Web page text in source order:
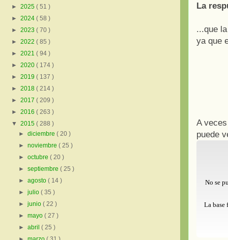
La
...que
ya que
A
puede
No se
La base
► 2025 ( 51 )
► 2024 ( 58 )
► 2023 ( 70 )
► 2022 ( 85 )
► 2021 ( 94 )
► 2020 ( 174 )
► 2019 ( 137 )
► 2018 ( 214 )
► 2017 ( 209 )
► 2016 ( 263 )
▼ 2015 ( 288 )
►diciembre( 20 )
►noviembre( 25 )
►octubre( 20 )
►septiembre( 25 )
►agosto( 14 )
►julio( 35 )
►junio( 22 )
►mayo( 27 )
►abril( 25 )